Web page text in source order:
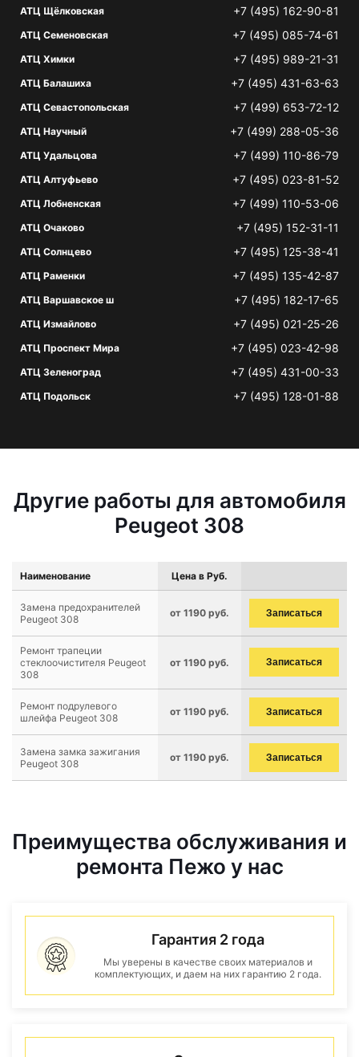
АТЦ Щёлковская +7 (495) 162-90-81
АТЦ Семеновская +7 (495) 085-74-61
АТЦ Химки +7 (495) 989-21-31
АТЦ Балашиха +7 (495) 431-63-63
АТЦ Севастопольская +7 (499) 653-72-12
АТЦ Научный +7 (499) 288-05-36
АТЦ Удальцова +7 (499) 110-86-79
АТЦ Алтуфьево +7 (495) 023-81-52
АТЦ Лобненская +7 (499) 110-53-06
АТЦ Очаково +7 (495) 152-31-11
АТЦ Солнцево +7 (495) 125-38-41
АТЦ Раменки +7 (495) 135-42-87
АТЦ Варшавское ш +7 (495) 182-17-65
АТЦ Измайлово +7 (495) 021-25-26
АТЦ Проспект Мира +7 (495) 023-42-98
АТЦ Зеленоград +7 (495) 431-00-33
АТЦ Подольск +7 (495) 128-01-88
Другие работы для автомобиля
Peugeot 308
Наименование Цена в Руб.
Замена предохранителей
Peugeot 308
от 1190 руб. Записаться
Ремонт трапеции
стеклоочистителя Peugeot
308
от 1190 руб. Записаться
Ремонт подрулевого
шлейфа Peugeot 308
от 1190 руб. Записаться
Замена замка зажигания
Peugeot 308
от 1190 руб. Записаться
Преимущества обслуживания и
ремонта Пежо у нас
Гарантия 2 года
Мы уверены в качестве своих материалов и
комплектующих, и даем на них гарантию 2 года.